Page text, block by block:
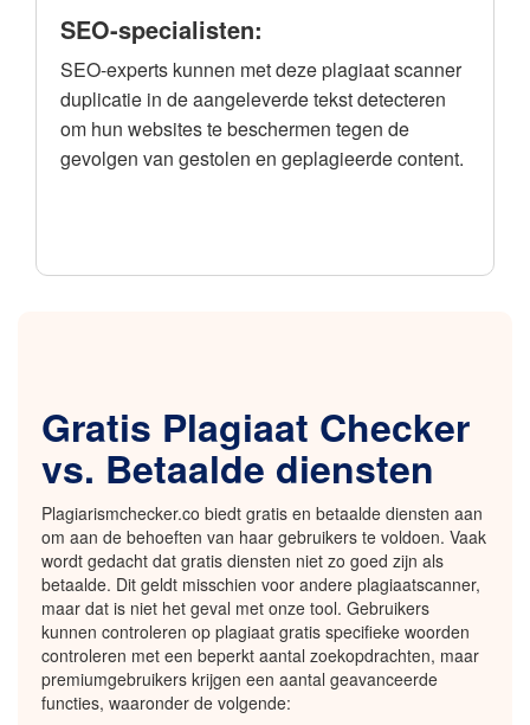
SEO-specialisten:
SEO-experts kunnen met deze plagiaat scanner
duplicatie in de aangeleverde tekst detecteren
om hun websites te beschermen tegen de
gevolgen van gestolen en geplagieerde content.
Gratis Plagiaat Checker
vs. Betaalde diensten
Plagiarismchecker.co biedt gratis en betaalde diensten aan
om aan de behoeften van haar gebruikers te voldoen. Vaak
wordt gedacht dat gratis diensten niet zo goed zijn als
betaalde. Dit geldt misschien voor andere plagiaatscanner,
maar dat is niet het geval met onze tool. Gebruikers
kunnen controleren op plagiaat gratis specifieke woorden
controleren met een beperkt aantal zoekopdrachten, maar
premiumgebruikers krijgen een aantal geavanceerde
functies, waaronder de volgende: